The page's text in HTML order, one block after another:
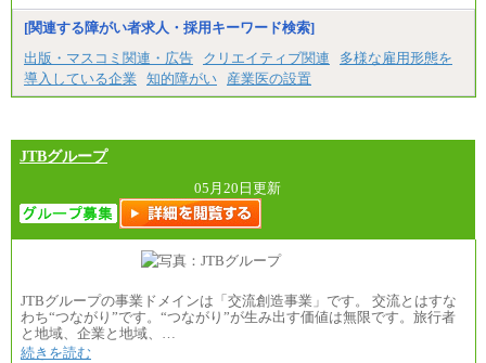
[関連する障がい者求人・採用キーワード検索]
出版・マスコミ関連・広告
クリエイティブ関連
多様な雇用形態を
導入している企業
知的障がい 産業医の設置
JTBグループ
05月20日更新
JTBグループの事業ドメインは「交流創造事業」です。 交流とはすな
わち“つながり”です。“つながり”が生み出す価値は無限です。旅行者
と地域、企業と地域、…
続きを読む